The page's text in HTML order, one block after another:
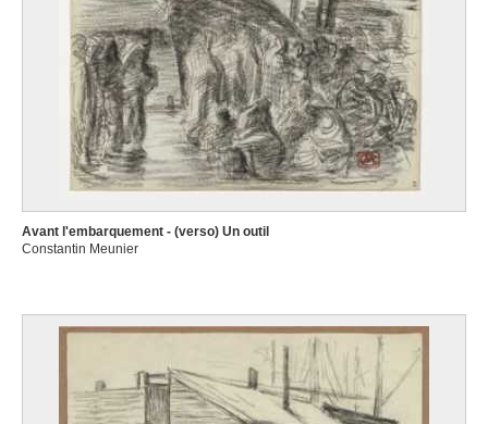
Avant l'embarquement - (verso) Un outil
Constantin Meunier